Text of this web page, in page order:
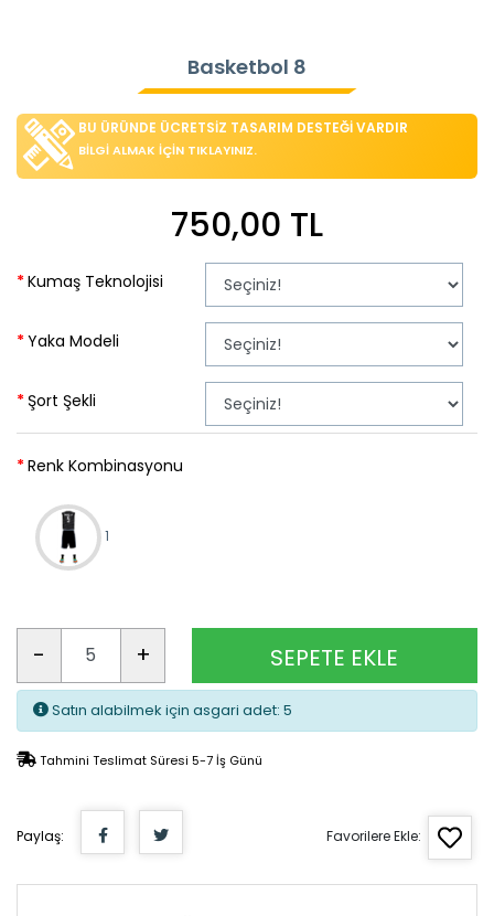
Basketbol 8
BU ÜRÜNDE ÜCRETSİZ TASARIM DESTEĞİ VARDIR
BİLGİ ALMAK İÇİN TIKLAYINIZ.
750,00 TL
Kumaş Teknolojisi
Yaka Modeli
Şort Şekli
Renk Kombinasyonu
1
- + SEPETE EKLE
Satın alabilmek için asgari adet: 5
Tahmini Teslimat Süresi 5-7 İş Günü
Paylaş: Favorilere Ekle: